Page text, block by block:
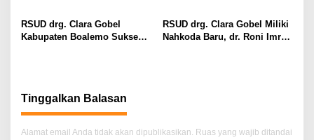
Tetap Optimal
Boalemo
RSUD drg. Clara Gobel
Kabupaten Boalemo Sukses
RSUD drg. Clara Gobel Miliki
Nahkoda Baru, dr. Roni Imran
Tinggalkan Balasan
Alamat email Anda tidak akan dipublikasikan. Ruas yang wajib ditandai